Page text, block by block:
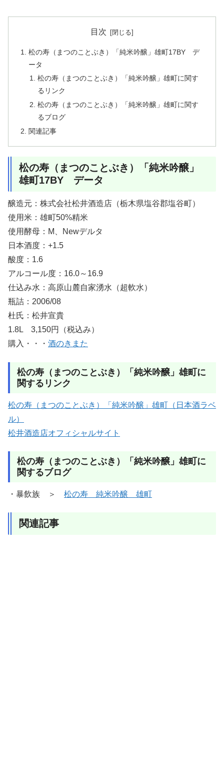
目次
松の寿（まつのことぶき）「純米吟醸」雄町17BY デ
ータ
松の寿（まつのことぶき）「純米吟醸」雄町に関す
るリンク
松の寿（まつのことぶき）「純米吟醸」雄町に関す
るブログ
関連記事
松の寿（まつのことぶき）「純米吟醸」
雄町17BY データ
醸造元：株式会社松井酒造店（栃木県塩谷郡塩谷町）
使用米：雄町50%精米
使用酵母：M、Newデルタ
日本酒度：+1.5
酸度：1.6
アルコール度：16.0～16.9
仕込み水：高原山麓自家湧水（超軟水）
瓶詰：2006/08
杜氏：松井宣貴
1.8L 3,150円（税込み）
購入・・・ 酒のきまた
松の寿（まつのことぶき）「純米吟醸」雄町に
関するリンク
松の寿（まつのことぶき）「純米吟醸」雄町（日本酒ラベ
ル）
松井酒造店オフィシャルサイト
松の寿（まつのことぶき）「純米吟醸」雄町に
関するブログ
・暴飲族 ＞ 松の寿 純米吟醸 雄町
関連記事